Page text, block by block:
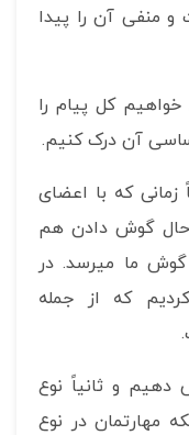
و منفی آن را پیدا
کل پیام را
آن درک کنیم.
که با اعضای
حال گوش دادن هم
ما میرسد. در
که از جمله
و ثانیاً نوع
مهارتمان در نوع